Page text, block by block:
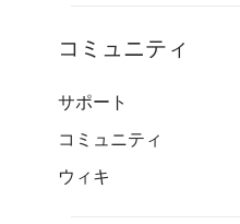
コミュニティ
サポート
コミュニティ
ウィキ